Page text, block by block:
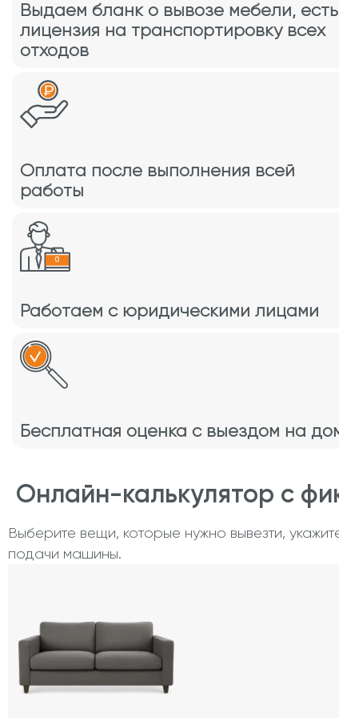
Выдаем бланк о вывозе мебели, есть
лицензия на транспортировку всех
отходов
Оплата после выполнения всей
работы
Работаем с юридическими лицами
Бесплатная оценка с выездом на
Онлайн-калькулятор с
Выберите вещи, которые нужно вывезти,
подачи машины.